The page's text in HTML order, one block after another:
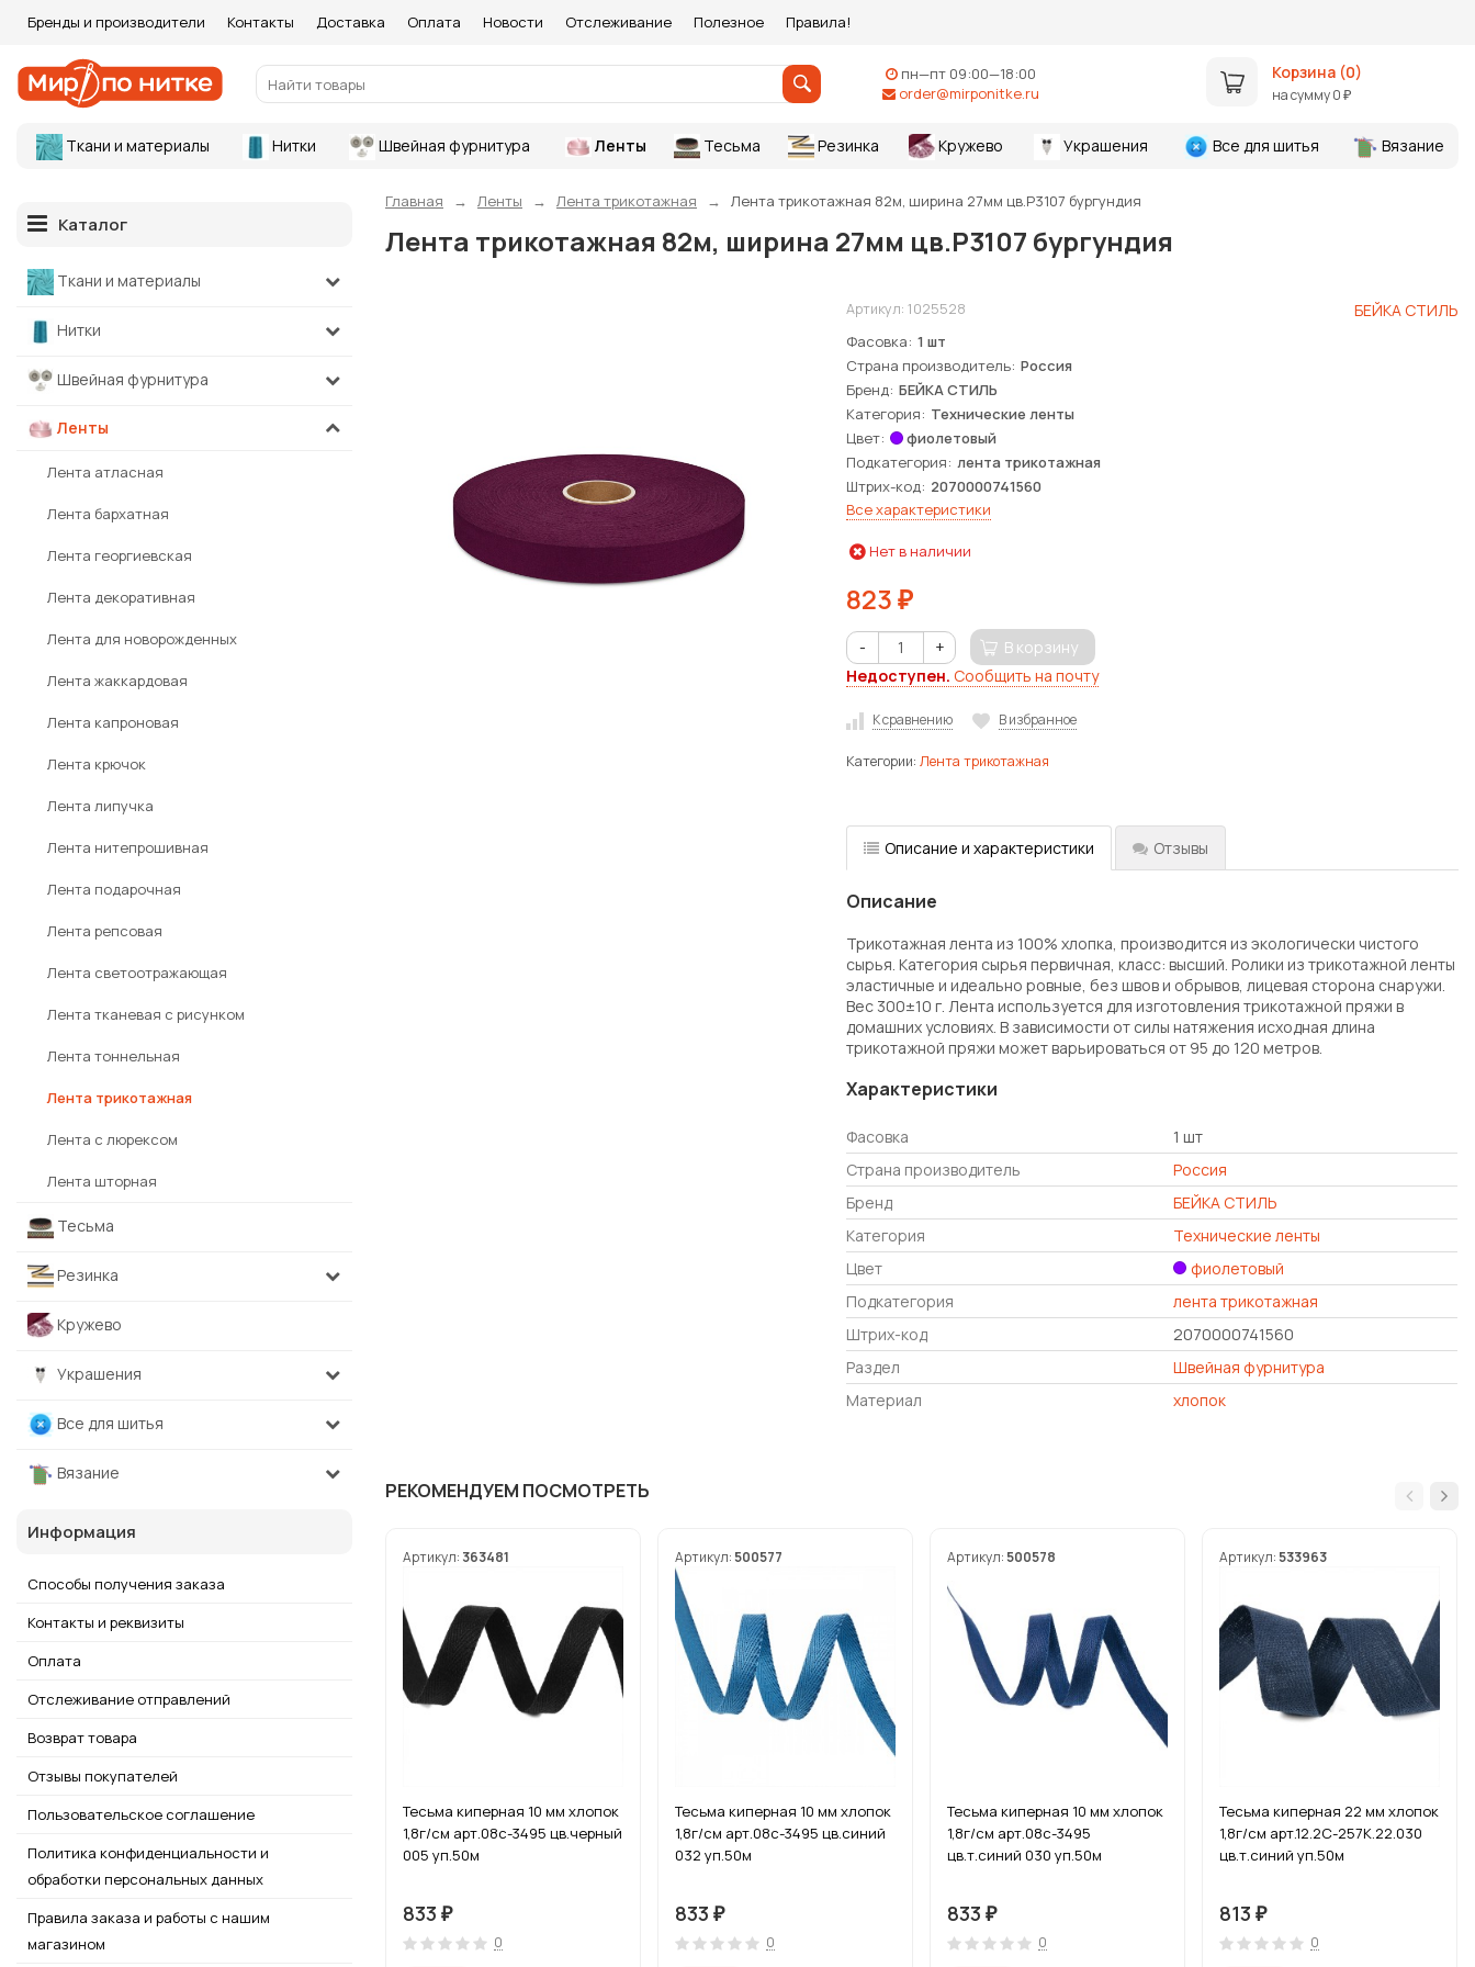
Бренды и производители Контакты Доставка Оплата Новости Отслеживание Полезное Правила!
пн—пт 09:00—18:00
order@mirponitke.ru
Корзина (0)
на сумму0 ₽
Ткани и материалы Нитки Швейная фурнитура Ленты Тесьма Резинка Кружево Украшения Все для шитья Вязание
Главная Ленты Лента трикотажная Лента трикотажная 82м, ширина 27мм цв.Р3107 бургундия
Лента трикотажная 82м, ширина 27мм цв.Р3107 бургундия
БЕЙКА СТИЛЬ
Артикул: 1025528
Фасовка 1 шт
Страна производитель Россия
Бренд БЕЙКА СТИЛЬ
Категория
Технические ленты
Цвет
фиолетовый
Подкатегория лента трикотажная
Штрих-код 2070000741560
Все характеристики
Нет в наличии
823 ₽
- +
В корзину
Недоступен. Сообщить на почту
К сравнению В избранное
Категории: Лента трикотажная
Описание и характеристики Отзывы
Описание
Трикотажная лента из 100% хлопка, производится из экологически чистого
сырья. Категория сырья первичная, класс: высший. Ролики из трикотажной ленты
эластичные и идеально ровные, без швов и обрывов, лицевая сторона снаружи.
Вес 300±10 г. Лента используется для изготовления трикотажной пряжи в
домашних условиях. В зависимости от силы натяжения исходная длина
трикотажной пряжи может варьироваться от 95 до 120 метров.
Характеристики
Фасовка
1 шт
Страна производитель
Россия
Бренд
БЕЙКА СТИЛЬ
Категория
Технические ленты
Цвет
фиолетовый
Подкатегория
лента трикотажная
Штрих-код
2070000741560
Раздел
Швейная фурнитура
Материал
хлопок
РЕКОМЕНДУЕМ ПОСМОТРЕТЬ
Артикул: 363481
Тесьма киперная 10 мм хлопок
1,8г/см арт.08с-3495 цв.черный
005 уп.50м
833 ₽
0
Артикул: 500577
Тесьма киперная 10 мм хлопок
1,8г/см арт.08с-3495 цв.синий
032 уп.50м
833 ₽
0
Артикул: 500578
Тесьма киперная 10 мм хлопок
1,8г/см арт.08с-3495
цв.т.синий 030 уп.50м
833 ₽
0
Артикул: 533963
Тесьма киперная 22 мм хлопок
1,8г/см арт.12.2С-257К.22.030
цв.т.синий уп.50м
813 ₽
0
Каталог
Ткани и материалы
Нитки
Швейная фурнитура
Ленты
Лента атласная
Лента бархатная
Лента георгиевская
Лента декоративная
Лента для новорожденных
Лента жаккардовая
Лента капроновая
Лента крючок
Лента липучка
Лента нитепрошивная
Лента подарочная
Лента репсовая
Лента светоотражающая
Лента тканевая с рисунком
Лента тоннельная
Лента трикотажная
Лента с люрексом
Лента шторная
Тесьма
Резинка
Кружево
Украшения
Все для шитья
Вязание
Информация
Способы получения заказа
Контакты и реквизиты
Оплата
Отслеживание отправлений
Возврат товара
Отзывы покупателей
Пользовательское соглашение
Политика конфиденциальности и
обработки персональных данных
Правила заказа и работы с нашим
магазином